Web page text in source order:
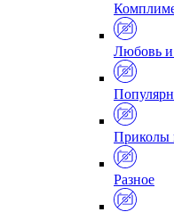
Любовь и
Приколы
Разное